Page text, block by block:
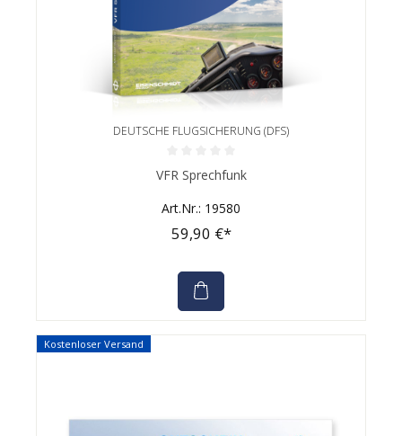
DEUTSCHE FLUGSICHERUNG (DFS)
Durchschnittliche Bewertung von 0 von 5 Sternen
VFR Sprechfunk
Art.Nr.: 19580
59,90 €*
Kostenloser Versand